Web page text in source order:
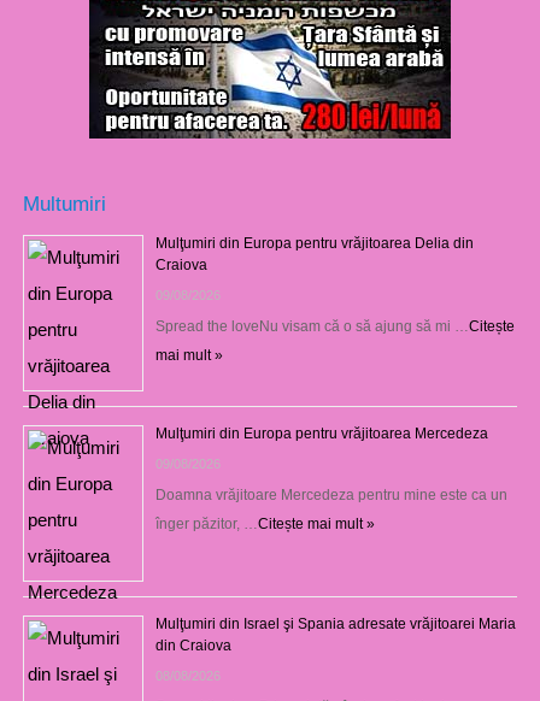
Multumiri
Mulţumiri din Europa pentru vrăjitoarea Delia din
Craiova
09/08/2026
Spread the loveNu visam că o să ajung să mi …Citește
mai mult »
Mulţumiri din Europa pentru vrăjitoarea Mercedeza
09/08/2026
Doamna vrăjitoare Mercedeza pentru mine este ca un
înger păzitor, …Citește mai mult »
Mulţumiri din Israel şi Spania adresate vrăjitoarei Maria
din Craiova
08/08/2026